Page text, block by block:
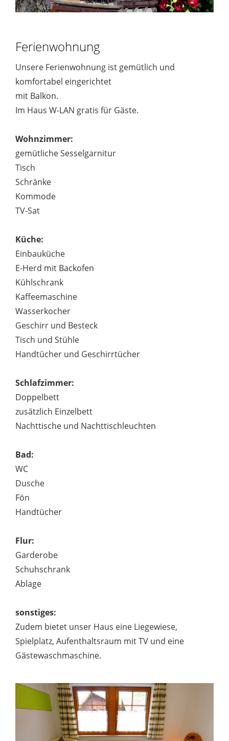
Ferienwohnung
Unsere Ferienwohnung ist gemütlich und
komfortabel eingerichtet
mit Balkon.
Im Haus W-LAN gratis für Gäste.
Wohnzimmer:
gemütliche Sesselgarnitur
Tisch
Schränke
Kommode
TV-Sat
Küche:
Einbauküche
E-Herd mit Backofen
Kühlschrank
Kaffeemaschine
Wasserkocher
Geschirr und Besteck
Tisch und Stühle
Handtücher und Geschirrtücher
Schlafzimmer:
Doppelbett
zusätzlich Einzelbett
Nachttische und Nachttischleuchten
Bad:
WC
Dusche
Fön
Handtücher
Flur:
Garderobe
Schuhschrank
Ablage
sonstiges:
Zudem bietet unser Haus eine Liegewiese,
Spielplatz, Aufenthaltsraum mit TV und eine
Gästewaschmaschine.